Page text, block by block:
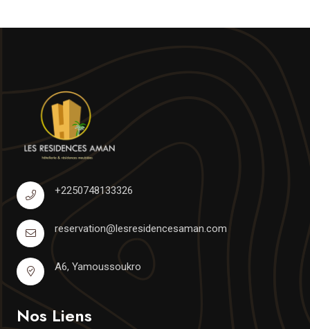
+2250748133326
reservation@lesresidencesaman.com
A6, Yamoussoukro
Nos Liens